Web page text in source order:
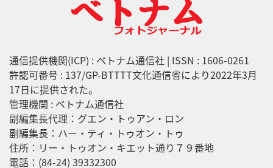
通信提供機関(ICP) : ベトナム通信社 | ISSN : 1606-0261
許認可番号 : 137/GP-BTTTT文化通信省により2022年3月
17日に提供された。
管理機関 : ベトナム通信社
副編集長代理：グエン・トゥアン・ロン
副編集長：ハー・ティ・トゥオン・トゥ
住所：リー・トゥオン・キエット通り７９番地
電話：(84-24) 39332300